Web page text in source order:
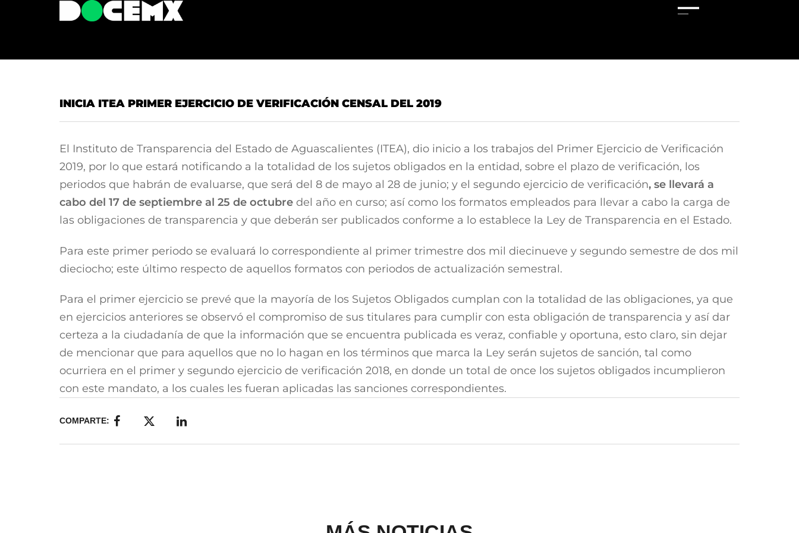
INICIA ITEA PRIMER EJERCICIO DE VERIFICACIÓN CENSAL DEL 2019
El Instituto de Transparencia del Estado de Aguascalientes (ITEA), dio inicio a los trabajos del Primer Ejercicio de Verificación
2019, por lo que estará notificando a la totalidad de los sujetos obligados en la entidad, sobre el plazo de verificación, los
periodos que habrán de evaluarse, que será del 8 de mayo al 28 de junio; y el segundo ejercicio de verificación, se llevará a
cabo del 17 de septiembre al 25 de octubre del año en curso; así como los formatos empleados para llevar a cabo la carga de
las obligaciones de transparencia y que deberán ser publicados conforme a lo establece la Ley de Transparencia en el Estado.
Para este primer periodo se evaluará lo correspondiente al primer trimestre dos mil diecinueve y segundo semestre de dos mil
dieciocho; este último respecto de aquellos formatos con periodos de actualización semestral.
Para el primer ejercicio se prevé que la mayoría de los Sujetos Obligados cumplan con la totalidad de las obligaciones, ya que
en ejercicios anteriores se observó el compromiso de sus titulares para cumplir con esta obligación de transparencia y así dar
certeza a la ciudadanía de que la información que se encuentra publicada es veraz, confiable y oportuna, esto claro, sin dejar
de mencionar que para aquellos que no lo hagan en los términos que marca la Ley serán sujetos de sanción, tal como
ocurriera en el primer y segundo ejercicio de verificación 2018, en donde un total de once los sujetos obligados incumplieron
con este mandato, a los cuales les fueran aplicadas las sanciones correspondientes.
COMPARTE: